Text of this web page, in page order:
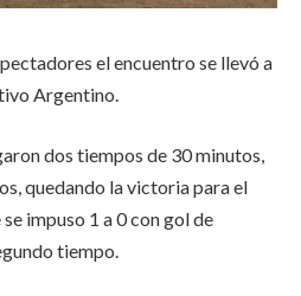
el encuentro se llevó a
Argentino.
dos tiempos de 30 minutos,
quedando la victoria para el
impuso 1 a 0 con gol de
tiempo.